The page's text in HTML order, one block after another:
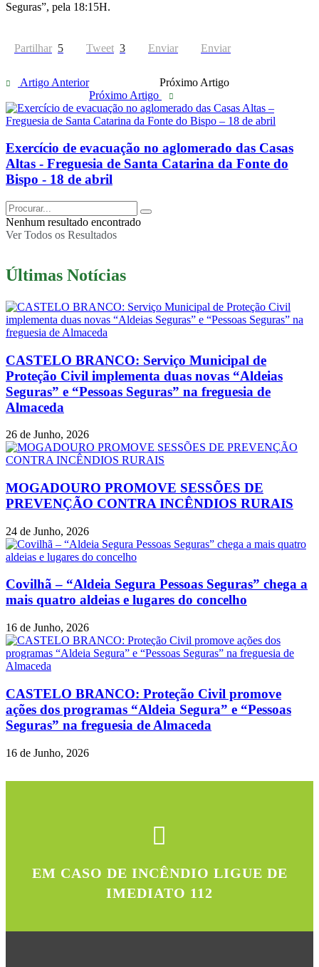
Seguras”, pela 18:15H.
Partilhar 5 Tweet 3 Enviar Enviar
Artigo Anterior
Próximo Artigo
Próximo Artigo
Exercício de evacuação no aglomerado das Casas
Altas - Freguesia de Santa Catarina da Fonte do
Bispo - 18 de abril
Nenhum resultado encontrado
Ver Todos os Resultados
Últimas Notícias
CASTELO BRANCO: Serviço Municipal de
Proteção Civil implementa duas novas “Aldeias
Seguras” e “Pessoas Seguras” na freguesia de
Almaceda
26 de Junho, 2026
MOGADOURO PROMOVE SESSÕES DE
PREVENÇÃO CONTRA INCÊNDIOS RURAIS
24 de Junho, 2026
Covilhã – “Aldeia Segura Pessoas Seguras” chega a
mais quatro aldeias e lugares do concelho
16 de Junho, 2026
CASTELO BRANCO: Proteção Civil promove
ações dos programas “Aldeia Segura” e “Pessoas
Seguras” na freguesia de Almaceda
16 de Junho, 2026
EM CASO DE INCÊNDIO LIGUE DE
IMEDIATO 112